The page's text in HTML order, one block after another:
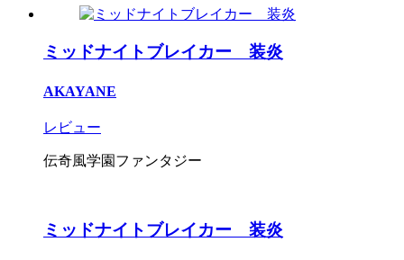
ミッドナイトブレイカー 装炎
AKAYANE
レビュー
伝奇風学園ファンタジー
ミッドナイトブレイカー 装炎